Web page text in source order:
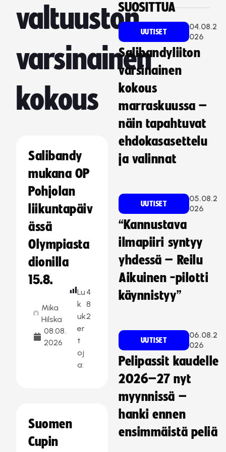
valtuuston
varsinainen
kokous
Salibandy
mukana OP
Pohjolan
liikuntapäiv
ässä
Olympiasta
dionilla
15.8.
Mika
Hilska
08.08.
2026
Lu
k
uk
er
t
oj
a:
4
8
2
Suomen
Cupin
SUOSITTUA
UUTISET
04.08.2
026
Salibandyliiton
varsinainen
kokous
marraskuussa –
näin tapahtuvat
ehdokasasettelu
ja valinnat
UUTISET
05.08.2
026
“Kannustava
ilmapiiri syntyy
yhdessä – Reilu
Aikuinen -pilotti
käynnistyy”
UUTISET
06.08.2
026
Pelipassit kaudelle
2026–27 nyt
myynnissä –
hanki ennen
ensimmäistä peliä